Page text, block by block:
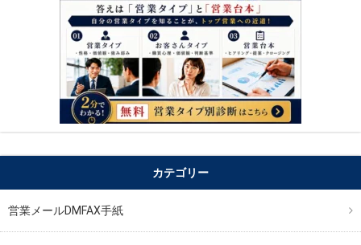
カテゴリー
営業メールDMFAX手紙